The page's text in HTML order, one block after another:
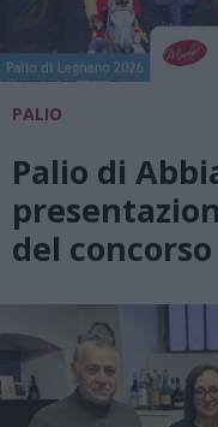
PALIO
Palio di
del